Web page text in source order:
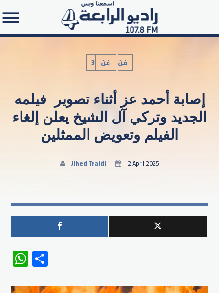
Search in the website:
3فن فن
إصابة أحمد عز أثناء تصوير فيلمه
الجديد وتركي آل الشيخ يعلن إلغاء
الفيلم وتعويض الممثلين
Jihed Traidi 2 April 2025
WhatsApp